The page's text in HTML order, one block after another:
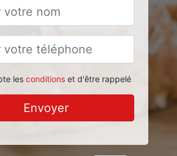
les conditionset d'être rappelé
Envoyer